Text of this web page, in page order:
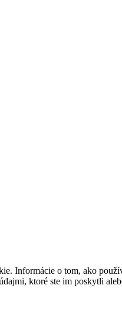
Informácie o tom, ako
ktoré ste im poskytli